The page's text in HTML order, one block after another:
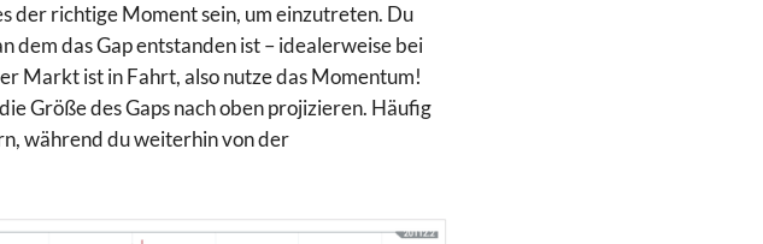
der richtige Moment sein, um einzutreten. Du
dem das Gap entstanden ist – idealerweise bei
Markt ist in Fahrt, also nutze das Momentum!
Größe des Gaps nach oben projizieren. Häufig
während du weiterhin von der